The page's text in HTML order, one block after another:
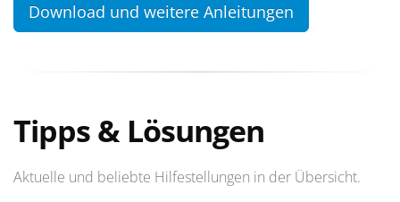
Download und weitere Anleitungen
Tipps & Lösungen
Aktuelle und beliebte Hilfestellungen in der Übersicht.